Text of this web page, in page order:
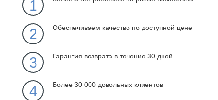
1
2 Обеспечиваем качество по доступной цене
3 Гарантия возврата в течение 30 дней
4 Более 30 000 довольных клиентов